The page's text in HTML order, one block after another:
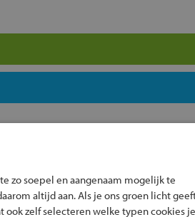
aan te melden bij
zo soepel en aangenaam mogelijk te
altijd aan. Als je ons groen licht
ook zelf selecteren welke typen cookies je